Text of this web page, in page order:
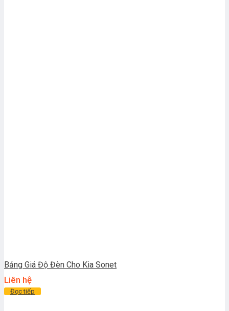
Bảng Giá Độ Đèn Cho Kia Sonet
Liên hệ
Đọc tiếp